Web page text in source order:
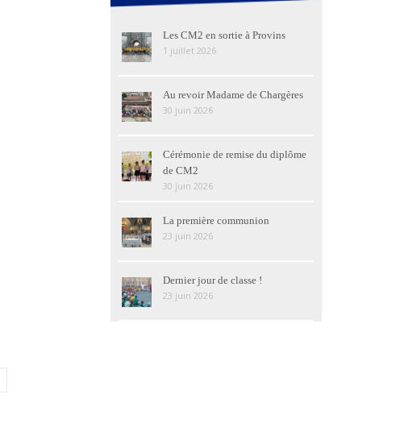
Les CM2 en sortie à Provins
1 juillet 2026
Au revoir Madame de Chargères
30 juin 2026
Cérémonie de remise du diplôme
de CM2
30 juin 2026
La première communion
23 juin 2026
Dernier jour de classe !
23 juin 2026